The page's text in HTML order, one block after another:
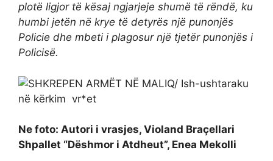
plotë ligjor të kësaj ngjarjeje shumë të rëndë, ku
humbi jetën në krye të detyrës një punonjës
Policie dhe mbeti i plagosur një tjetër punonjës i
Policisë.
Ne foto: Autori i vrasjes, Violand Braçellari
Shpallet “Dëshmor i Atdheut”, Enea Mekolli